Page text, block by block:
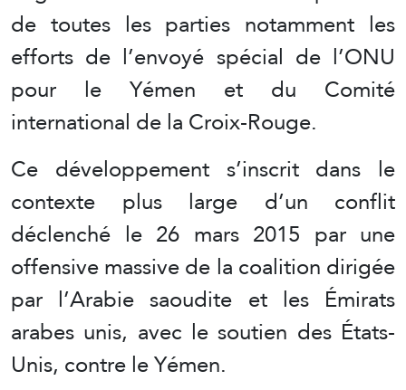
de toutes les parties notamment les
efforts de l’envoyé spécial de l’ONU
pour le Yémen et du Comité
international de la Croix-Rouge.
Ce développement s’inscrit dans le
contexte plus large d’un conflit
déclenché le 26 mars 2015 par une
offensive massive de la coalition dirigée
par l’Arabie saoudite et les Émirats
arabes unis, avec le soutien des États-
Unis, contre le Yémen.